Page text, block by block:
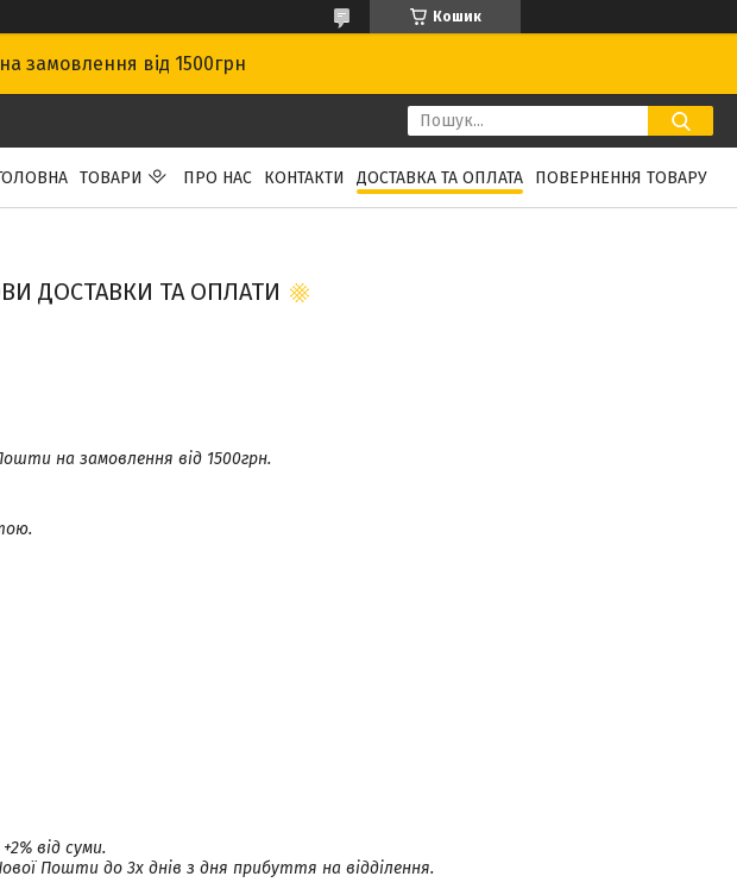
Кошик
замовлення від 1500грн
ТОВАРИ ПРО НАС КОНТАКТИ ДОСТАВКА ТА ОПЛАТА ПОВЕРНЕННЯ ТОВАРУ
ДОСТАВКИ ТА ОПЛАТИ
на замовлення від 1500грн.
від суми.
Пошти до 3х днів з дня прибуття на відділення.